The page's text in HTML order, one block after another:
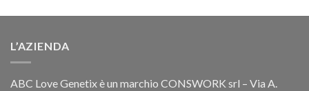
L’AZIENDA
ABC Love Genetix è un marchio CONSWORK srl – Via A.